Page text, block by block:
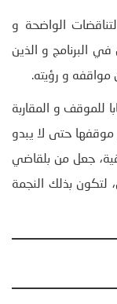
الواضحة و
في البرنامج و الذين
و رؤيته.
للموقف و المقاربة
موقفها حتى لا يبدو
جعل من بلقاضي
لتكون بذلك النجمة